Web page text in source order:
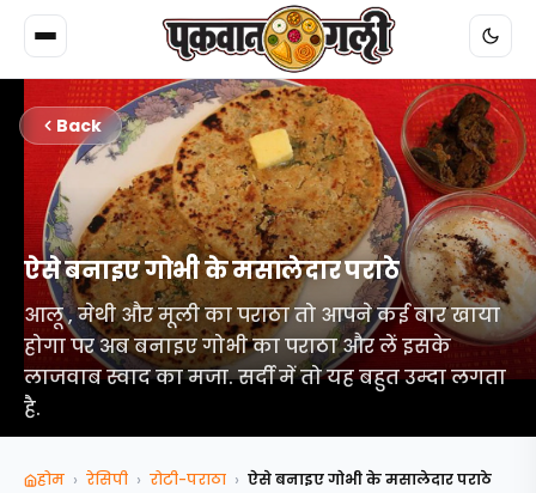
Back
ऐसे बनाइए गोभी के मसालेदार पराठे
आलू , मेथी और मूली का पराठा तो आपने कई बार खाया
होगा पर अब बनाइए गोभी का पराठा और लें इसके
लाजवाब स्वाद का मजा. सर्दी में तो यह बहुत उम्दा लगता
है.
होम › रेसिपी › रोटी-पराठा › ऐसे बनाइए गोभी के मसालेदार पराठे